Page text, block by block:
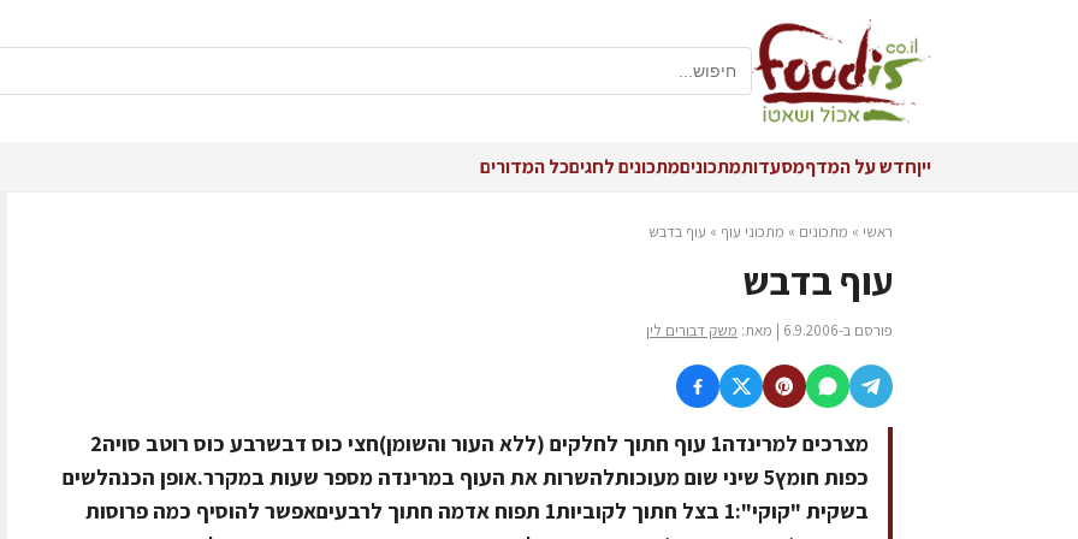
ייןחדש על המדףמסעדותמתכוניםמתכונים לחגיםכל המדורים
ראשי » מתכונים » מתכוני עוף » עוף בדבש
עוף בדבש
פורסם ב-6.9.2006 | מאת: משק דבורים לין
מצרכים למרינדה1 עוף חתוך לחלקים (ללא העור והשומן)חצי כוס דבשרבע כוס רוטב סויה2
כפות חומץ5 שיני שום מעוכותלהשרות את העוף במרינדה מספר שעות במקרר.אופן הכנהלשים
בשקית "קוקי":1 בצל חתוך לקוביות1 תפוח אדמה חתוך לרבעיםאפשר להוסיף כמה פרוסות